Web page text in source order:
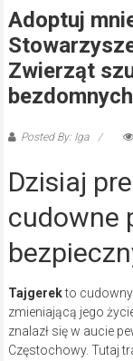
Adoptuj
Zwierząt
Posted By: Iga
Dzisiaj
cudowne
Tajgerekto cudowny
zmieniającą jego
znalazł się w aucie
Częstochowy. Tutaj